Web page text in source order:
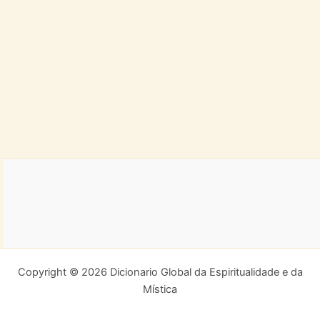
Copyright © 2026 Dicionario Global da Espiritualidade e da
Mística